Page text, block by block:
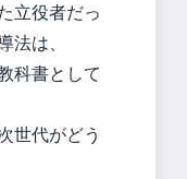
立役者だっ
法は、
科書として
世代がどう